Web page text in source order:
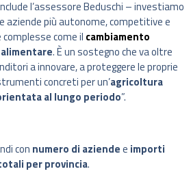
l’assessore Beduschi – investiamo
aziende più autonome, competitive e
come il cambiamento
. È un sostegno che va oltre
a innovare, a proteggere le proprie
concreti per un’agricoltura
al lungo periodo”.
con numero di aziendee importi
per provincia.